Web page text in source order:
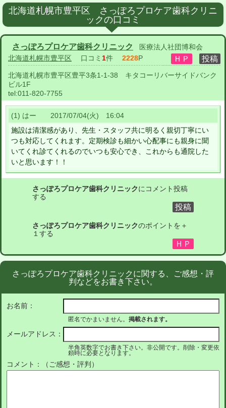
北海道札幌市豊平区 さっぽろプロケア歯科クリニ
ックの口コミ
さっぽろプロケア歯科クリニック
医療法人社団博和会
北海道札幌市豊平区 口コミ 1件 2228P
北海道札幌市豊平区豊平3条1-1-38 キタコーリバーサイドバンク
ビル1F
tel:011-820-7755
(1) はー 2017/07/04(火) 16:04
施設は清潔感があり、先生・スタッフ共に明るく親切丁寧にい
つも対応してくれます。定期検診も細かい心配事にも親身に聞
いてくれ診てくれるのでいつも安心でき、これからも通院した
いと思います！！
さっぽろプロケア歯科クリニックにコメント投稿
する
さっぽろプロケア歯科クリニックのポイントを＋
１する
さっぽろプロケア歯科クリニックに関する、ご感想・評
判などをお書き下さい。
お名前：
匿名でかまいません。 掲載されます。
メールアドレス：
半角英数字でお書き下さい。非公開です。削除・変更依
頼時に必要となります。
コメント：（ご感想・評判）